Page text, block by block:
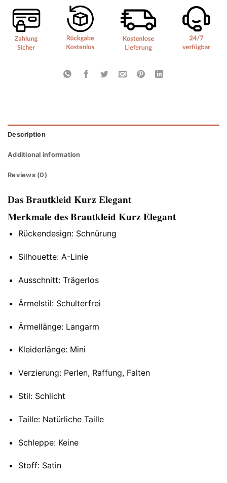
Description
Additional information
Reviews (0)
Das Brautkleid Kurz Elegant
Merkmale des Brautkleid Kurz Elegant
Rückendesign: Schnürung
Silhouette: A-Linie
Ausschnitt: Trägerlos
Ärmelstil: Schulterfrei
Ärmellänge: Langarm
Kleiderlänge: Mini
Verzierung: Perlen, Raffung, Falten
Stil: Schlicht
Taille: Natürliche Taille
Schleppe: Keine
Stoff: Satin